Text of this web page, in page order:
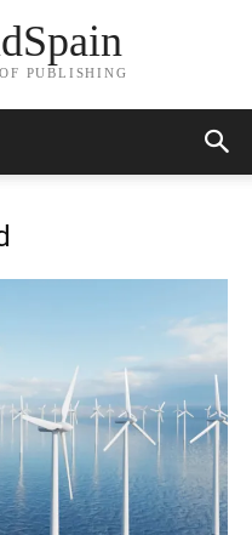
PUBLISHING